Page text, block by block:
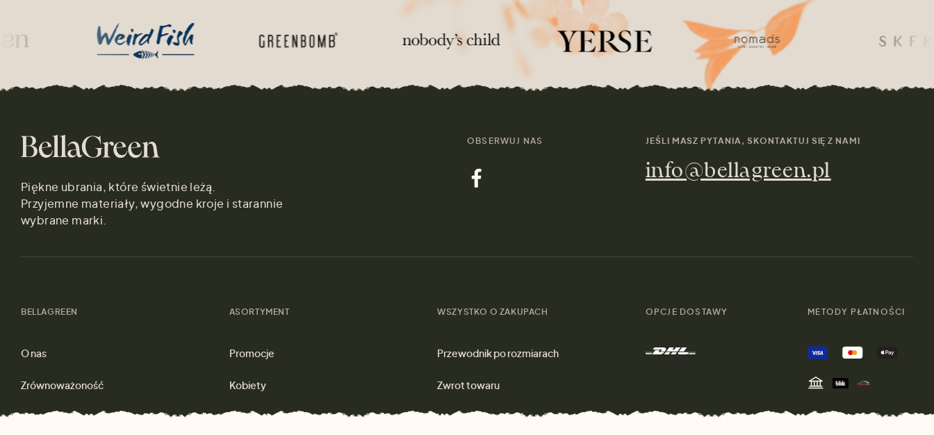
Piękne ubrania, które świetnie leżą.
Przyjemne materiały, wygodne kroje i starannie
wybrane marki.
OBSERWUJ NAS JEŚLI MASZ PYTANIA, SKONTAKTUJ SIĘ Z NAMI
info@bellagreen.pl
BELLAGREEN
O nas
Zrównoważoność
Materiały
ASORTYMENT
Promocje
Kobiety
Mężczyźni
WSZYSTKO O ZAKUPACH
Przewodnik po rozmiarach
Zwrot towaru
Wysyłka i płatność
OPCJE DOSTAWY METODY PŁATNOŚCI